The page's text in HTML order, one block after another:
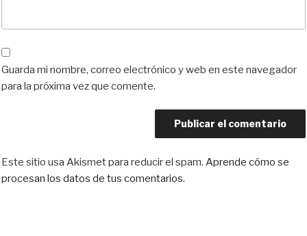
Guarda mi nombre, correo electrónico y web en este navegador
para la próxima vez que comente.
Este sitio usa Akismet para reducir el spam. Aprende cómo se
procesan los datos de tus comentarios.